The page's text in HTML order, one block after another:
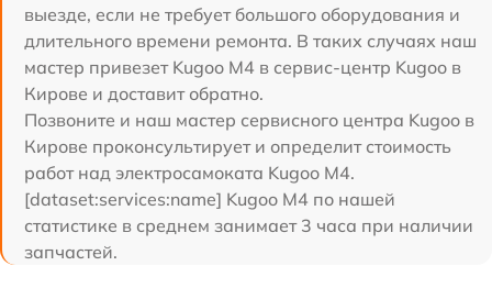
выезде, если не требует большого оборудования и
длительного времени ремонта. В таких случаях наш
мастер привезет Kugoo M4 в сервис-центр Kugoo в
Кирове и доставит обратно.
Позвоните и наш мастер сервисного центра Kugoo в
Кирове проконсультирует и определит стоимость
работ над электросамоката Kugoo M4.
[dataset:services:name] Kugoo M4 по нашей
статистике в среднем занимает 3 часа при наличии
запчастей.